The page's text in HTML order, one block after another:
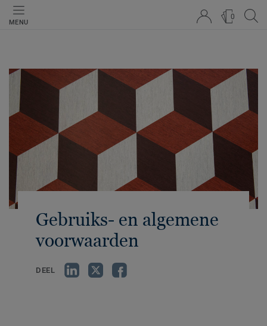
MENU
0
Gebruiks- en algemene
voorwaarden
DEEL